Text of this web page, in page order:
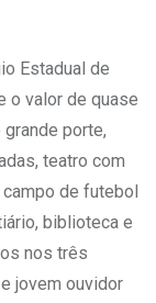
Estadual de
o valor de quase
grande porte,
teatro com
de futebol
biblioteca e
nos três
jovem ouvidor